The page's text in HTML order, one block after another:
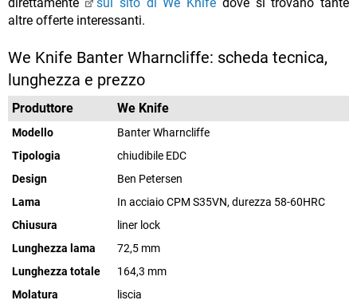
altre offerte interessanti.
We Knife Banter Wharncliffe: scheda tecnica,
lunghezza e prezzo
Produttore We Knife
Modello
Banter Wharncliffe
Tipologia
chiudibile EDC
Design
Ben Petersen
Lama
In acciaio CPM S35VN, durezza 58-60HRC
Chiusura
liner lock
Lunghezza lama
72,5 mm
Lunghezza totale
164,3 mm
Molatura
liscia